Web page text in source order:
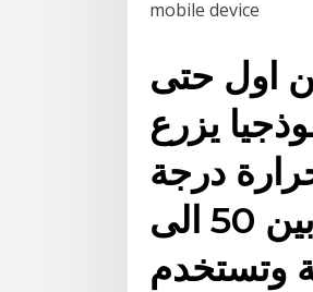
mobile device
اول حتى
يزرع
درجة
20 م ، و بحيث تكون رطوبة التربة ما بين 50 الى